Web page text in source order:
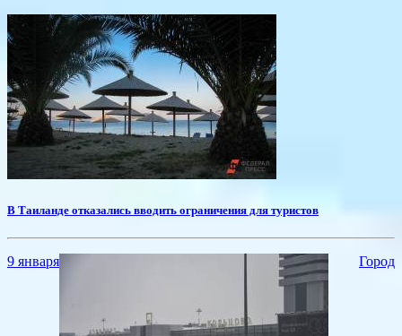
​В Таиланде отказались вводить ограничения для туристов
9 января Город